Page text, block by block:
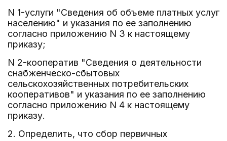
N 1-услуги "Сведения об объеме платных услуг
населению" и указания по ее заполнению
согласно приложению N 3 к настоящему
приказу;
N 2-кооператив "Сведения о деятельности
снабженческо-сбытовых
сельскохозяйственных потребительских
кооперативов" и указания по ее заполнению
согласно приложению N 4 к настоящему
приказу.
2. Определить, что сбор первичных